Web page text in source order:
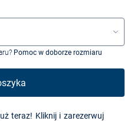
Pomoc w doborze rozmiaru
teraz! Kliknij i zarezerwuj